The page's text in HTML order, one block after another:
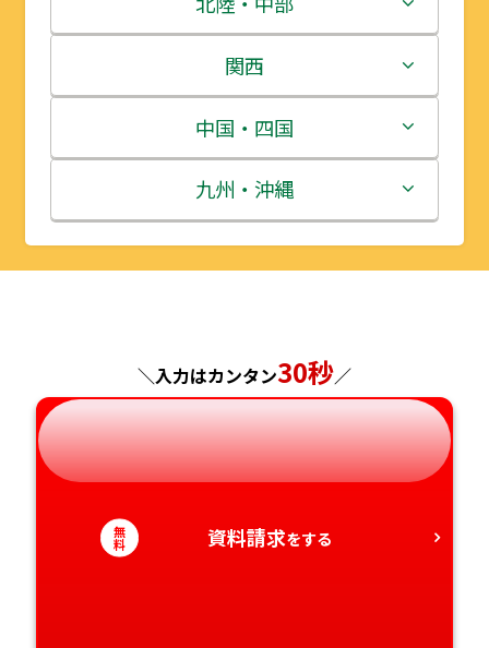
岩手県
宮城県
秋田県
山形県
栃木県
群馬県
埼玉県
千葉県
神奈川県
新潟県
富山県
石川県
福井県
長野県
岐阜県
静岡県
愛知県
関西
三重県
滋賀県
京都府
兵庫県
奈良県
和歌山県
中国・四国
鳥取県
島根県
広島県
山口県
徳島県
香川県
九州・沖縄
福岡県
長崎県
熊本県
大分県
宮崎県
＼入力はカンタン30秒／
無
料 資料請求をする